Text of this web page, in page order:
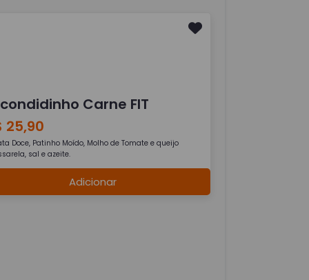
Carne FIT
25,90
Doce, Patinho Moído, Molho de Tomate e queijo
sal e azeite.
Adicionar